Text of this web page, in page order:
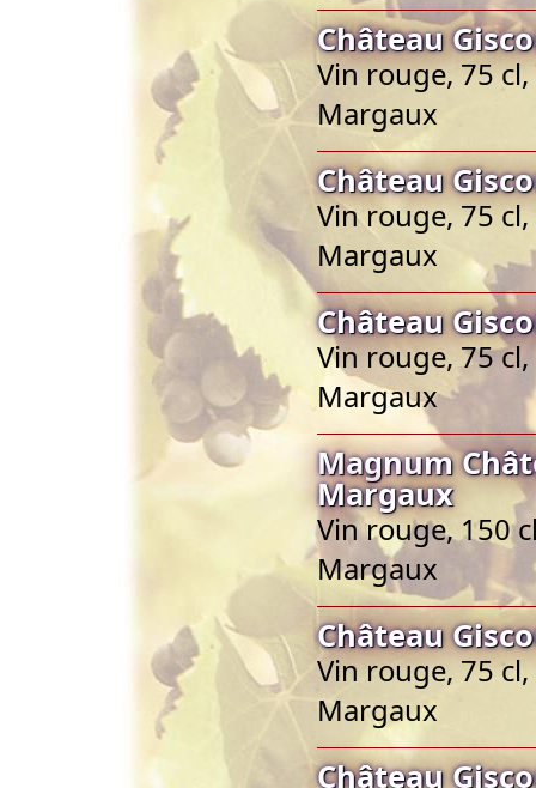
Château
Vin rouge, 75
Margaux
Château
Vin rouge, 75
Margaux
Château
Vin rouge, 75
Margaux
Magnum
Margaux
Vin rouge, 150
Margaux
Château
Vin rouge, 75
Margaux
Château